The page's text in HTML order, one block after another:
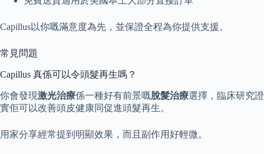
Capillus以你嘅滿意度為先，並保證全程為你提供支援。
常見問題
Capillus 真係可以令頭髮再生嗎？
你會發現激光治療係一種好有前景嘅脫髮治療選擇，臨床研究證
實佢可以改善頭皮健康同促進頭髮再生。
用家分享經常提到明顯效果，而且副作用好輕微。